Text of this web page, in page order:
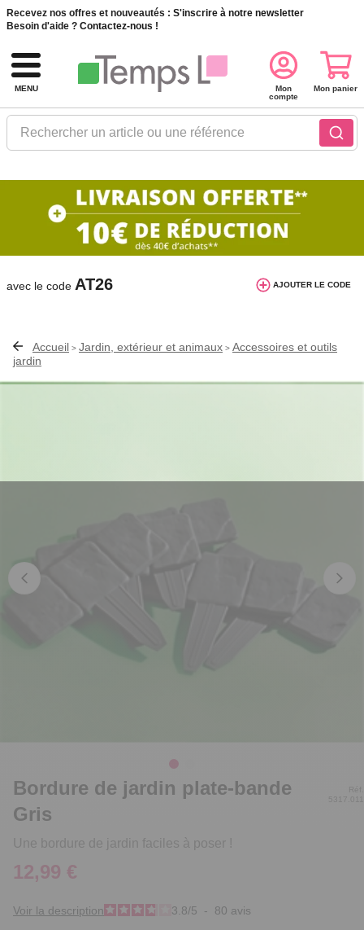
Recevez nos offres et nouveautés : S'inscrire à notre newsletter
Besoin d'aide ? Contactez-nous !
MENU
Rechercher un article ou une référence
Mon
compte
Mon panier
10€ de réduction dès 40€ d'achat. Offre
valable du 03/08/2026 au 12/08/2026.
avec le code AT26 AJOUTER LE CODE
Accueil > Jardin, extérieur et animaux > Accessoires et outils
jardin
Bordure de jardin plate-bande
Gris
Une bordure de jardin faciles à poser !
Réf.
5317.011
12,99 €
Voir la description 3.8/5 - 80 avis